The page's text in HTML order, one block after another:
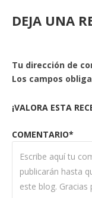
DEJA UNA
Tu dirección de
Los campos
¡VALORA ESTA
COMENTARIO*